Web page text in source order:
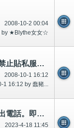
2008-10-2 00:04
by ★Blythe女女☆
宣傳私服處理
2008-10-1 16:12
1 16:12 by 蠢豬...
沒有/無SIM卡、無電話卡,收到訊息、撥出電話。即是自動錄影、錄音.性交、屌西、性行為、胸罩、脫光、尿尿等等
2023-4-18 11:45